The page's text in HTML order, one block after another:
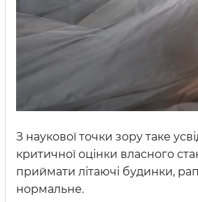
З наукової точки зору таке
критичної оцінки власного
приймати літаючі будинки,
нормальне.